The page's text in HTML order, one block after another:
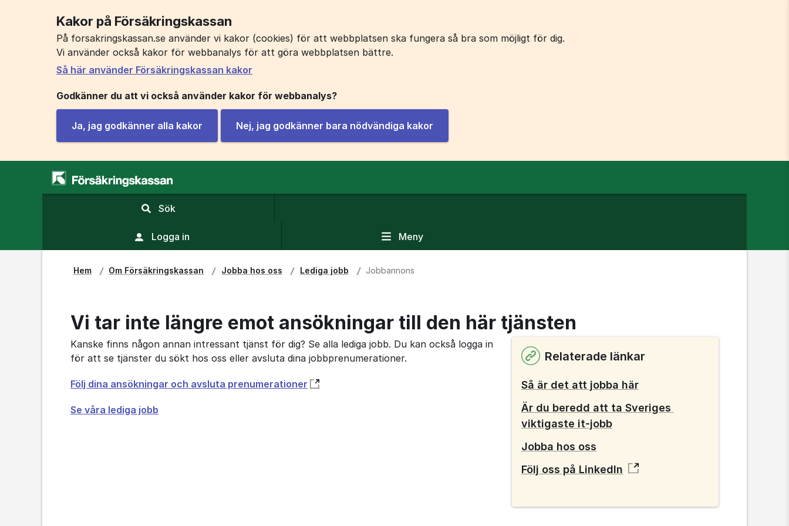
Kakor på Försäkringskassan
På forsakringskassan.se använder vi kakor (cookies) för att webbplatsen ska fungera så bra som möjligt för dig.
Vi använder också kakor för webbanalys för att göra webbplatsen bättre.
Så här använder Försäkringskassan kakor
Godkänner du att vi också använder kakor för webbanalys?
Ja, jag godkänner alla kakor Nej, jag godkänner bara nödvändiga kakor
Sök,
sökfält
Logga in Meny
Hem Om Försäkringskassan Jobba hos oss Lediga jobb Jobbannons
Vi tar inte längre emot ansökningar till den här tjänsten
Kanske finns någon annan intressant tjänst för dig? Se alla lediga jobb. Du kan också logga in
för att se tjänster du sökt hos oss eller avsluta dina jobbprenumerationer.
Följ dina ansökningar och avsluta prenumerationer
Öppnas
nytt
Se våra lediga jobb
Relaterade länkar
Så är det att jobba här
Är du beredd att ta Sveriges
viktigaste it-jobb
Jobba hos oss
Följ oss på LinkedIn